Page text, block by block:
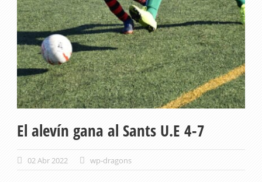
El alevín gana al Sants U.E 4-7
02 Abr 2022 wp-dragons